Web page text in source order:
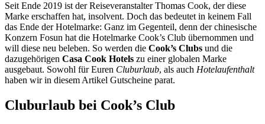
Seit Ende 2019 ist der Reiseveranstalter Thomas Cook, der diese
Marke erschaffen hat, insolvent. Doch das bedeutet in keinem Fall
das Ende der Hotelmarke: Ganz im Gegenteil, denn der chinesische
Konzern Fosun hat die Hotelmarke Cook’s Club übernommen und
will diese neu beleben. So werden die Cook’s Clubs und die
dazugehörigen Casa Cook Hotels zu einer globalen Marke
ausgebaut. Sowohl für Euren Cluburlaub, als auch Hotelaufenthalt
haben wir in diesem Artikel Gutscheine parat.
Cluburlaub bei Cook’s Club